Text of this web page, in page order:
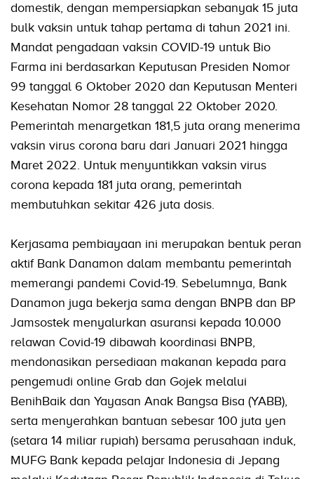
domestik, dengan mempersiapkan sebanyak 15 juta
bulk vaksin untuk tahap pertama di tahun 2021 ini.
Mandat pengadaan vaksin COVID-19 untuk Bio
Farma ini berdasarkan Keputusan Presiden Nomor
99 tanggal 6 Oktober 2020 dan Keputusan Menteri
Kesehatan Nomor 28 tanggal 22 Oktober 2020.
Pemerintah menargetkan 181,5 juta orang menerima
vaksin virus corona baru dari Januari 2021 hingga
Maret 2022. Untuk menyuntikkan vaksin virus
corona kepada 181 juta orang, pemerintah
membutuhkan sekitar 426 juta dosis.
Kerjasama pembiayaan ini merupakan bentuk peran
aktif Bank Danamon dalam membantu pemerintah
memerangi pandemi Covid-19. Sebelumnya, Bank
Danamon juga bekerja sama dengan BNPB dan BP
Jamsostek menyalurkan asuransi kepada 10.000
relawan Covid-19 dibawah koordinasi BNPB,
mendonasikan persediaan makanan kepada para
pengemudi online Grab dan Gojek melalui
BenihBaik dan Yayasan Anak Bangsa Bisa (YABB),
serta menyerahkan bantuan sebesar 100 juta yen
(setara 14 miliar rupiah) bersama perusahaan induk,
MUFG Bank kepada pelajar Indonesia di Jepang